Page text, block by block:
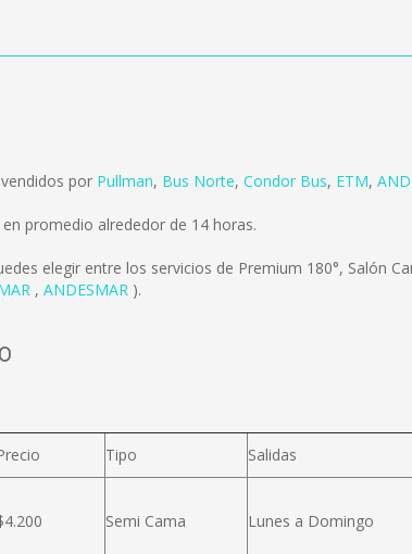
por Pullman, Bus Norte, Condor Bus, ETM,
promedio alrededor de 14 horas.
elegir entre los servicios de Premium 180°, Salón
, ANDESMAR ).
Tipo Salidas
Semi Cama Lunes a Domingo